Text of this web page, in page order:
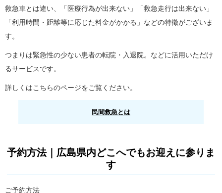
救急車とは違い、「医療行為が出来ない」「救急走行は出来ない」
「利用時間・距離等に応じた料金がかかる」などの特徴がございま
す。
つまりは緊急性の少ない患者の転院・入退院。などに活用いただけ
るサービスです。
詳しくはこちらのページをご覧ください。
民間救急とは
予約方法｜広島県内どこへでもお迎えに参りま
す
ご予約方法